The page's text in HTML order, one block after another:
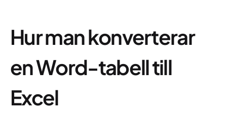
Hur man konverterar
en Word-tabell till
Excel